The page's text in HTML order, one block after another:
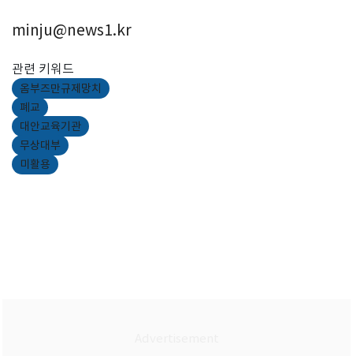
minju@news1.kr
관련 키워드
옴부즈만규제망치
폐교
대안교육기관
무상대부
미활용